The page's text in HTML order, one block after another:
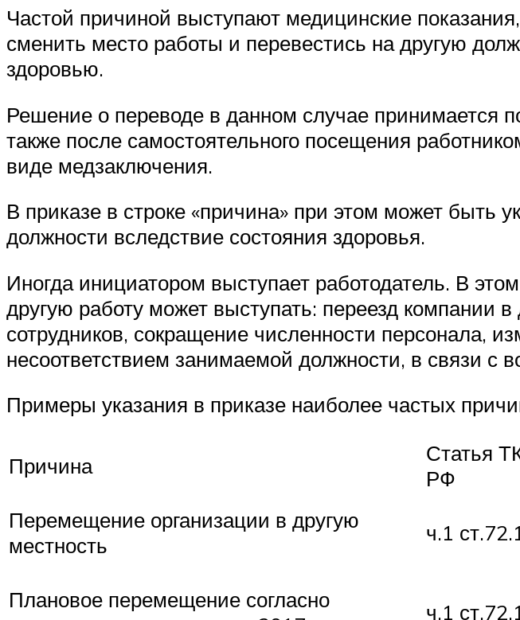
Частой причиной выступают медицинские
сменить место работы и перевестись на другую
здоровью.
Решение о переводе в данном случае принимается
также после самостоятельного посещения
виде медзаключения.
В приказе в строке «причина» при этом может быть
должности вследствие состояния здоровья.
Иногда инициатором выступает работодатель. В
другую работу может выступать: переезд компании
сотрудников, сокращение численности персонала,
несоответствием занимаемой должности, в связи
Примеры указания в приказе наиболее частых
Причина
Статья
РФ
Перемещение организации в другую
местность
ч.1
Плановое перемещение согласно
ч.1